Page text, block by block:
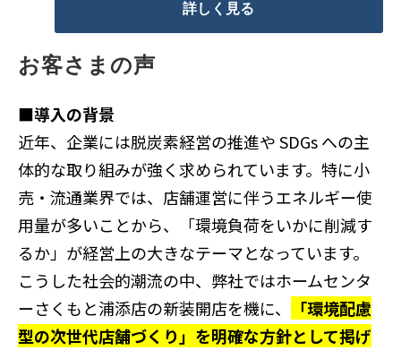
詳しく見る
お客さまの声
■導入の背景
近年、企業には脱炭素経営の推進やSDGsへの主
体的な取り組みが強く求められています。特に小
売・流通業界では、店舗運営に伴うエネルギー使
用量が多いことから、「環境負荷をいかに削減す
るか」が経営上の大きなテーマとなっています。
こうした社会的潮流の中、弊社ではホームセンタ
ーさくもと浦添店の新装開店を機に、
「環境配慮
型の次世代店舗づくり」を明確な方針として掲げ